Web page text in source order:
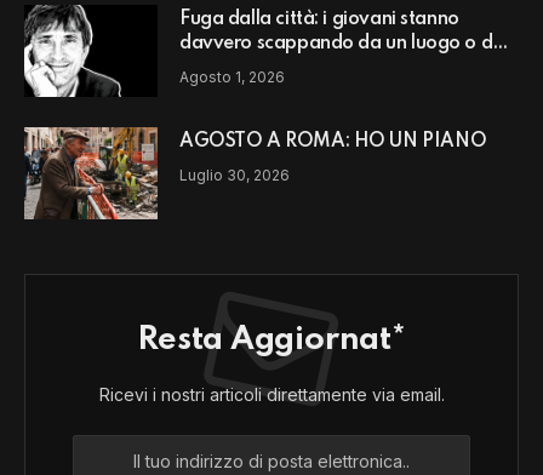
Fuga dalla città: i giovani stanno
davvero scappando da un luogo o da
un modello di vita?
Agosto 1, 2026
AGOSTO A ROMA: HO UN PIANO
Luglio 30, 2026
Resta Aggiornat*
Ricevi i nostri articoli direttamente via email.